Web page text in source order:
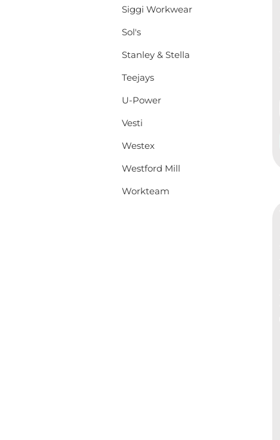
Siggi Workwear
Sol's
Stanley & Stella
Teejays
U-Power
Vesti
Westex
Westford Mill
Workteam